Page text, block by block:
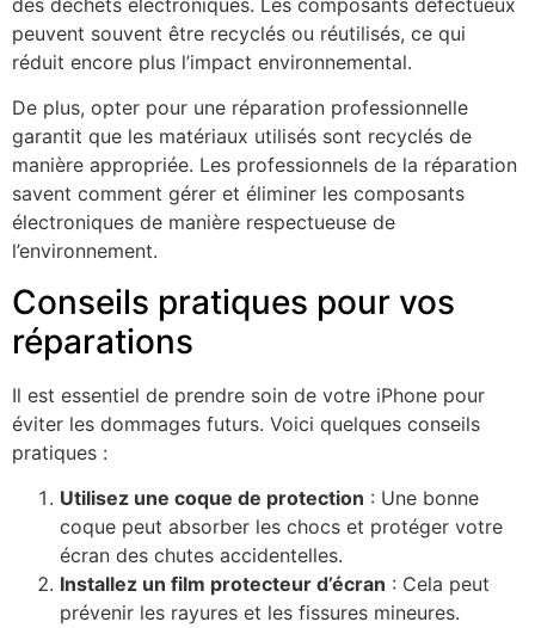
peuvent souvent être recyclés ou réutilisés, ce qui
réduit encore plus l’impact environnemental.
De plus, opter pour une réparation professionnelle
garantit que les matériaux utilisés sont recyclés de
manière appropriée. Les professionnels de la réparation
savent comment gérer et éliminer les composants
électroniques de manière respectueuse de
l’environnement.
Conseils pratiques pour vos
réparations
Il est essentiel de prendre soin de votre iPhone pour
éviter les dommages futurs. Voici quelques conseils
pratiques :
Utilisez une coque de protection : Une bonne
coque peut absorber les chocs et protéger votre
écran des chutes accidentelles.
Installez un film protecteur d’écran : Cela peut
prévenir les rayures et les fissures mineures.